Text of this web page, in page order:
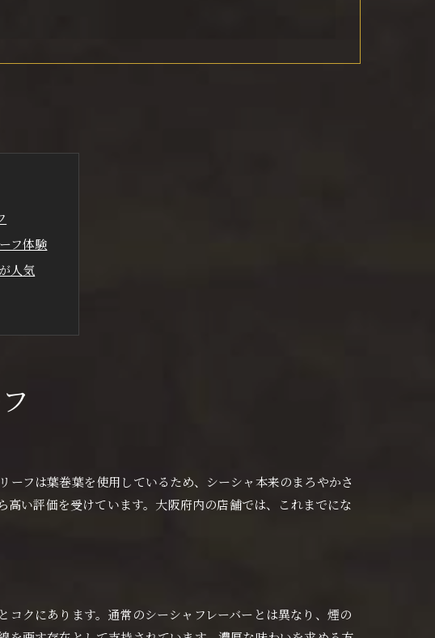
フ体験
人気
界
フは葉巻葉を使用しているため、シーシャ本来のまろやかさ
い評価を受けています。大阪府内の店舗では、これまでにな
クにあります。通常のシーシャフレーバーとは異なり、煙の